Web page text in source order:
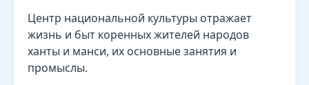
Центр национальной культуры отражает
жизнь и быт коренных жителей народов
ханты и манси, их основные занятия и
промыслы.